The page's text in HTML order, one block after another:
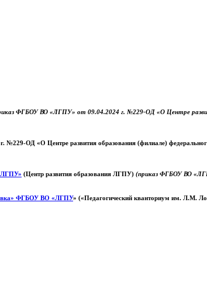
ФГБОУ ВО «ЛГПУ» от 09.04.2024 г. №229-ОД «О Центре
№229-ОД «О Центре развития образования (филиале)
(Центр развития образования ЛГПУ) (приказ ФГБОУ ВО
ФГБОУ ВО «ЛГПУ» («Педагогический кванториум им. Л.М.